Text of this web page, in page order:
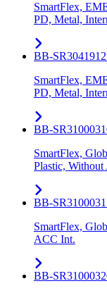
SmartFlex,
PD, Metal,
BB-
SmartFlex,
PD, Metal,
BB-
SmartFlex,
Plastic, Without
BB-
SmartFlex,
ACC Int.
BB-